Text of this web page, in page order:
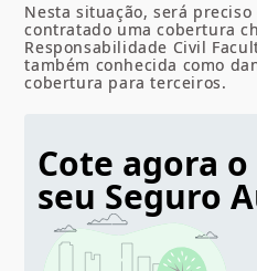
Nesta situação, será
contratado uma cobertura
Responsabilidade Civil
também conhecida como
cobertura para terceiros.
Cote agora
seu Seguro